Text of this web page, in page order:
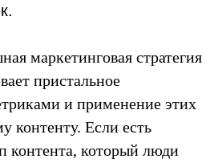
маркетинговая стратегия
пристальное
и применение этих
контенту. Если есть
контента, который люди